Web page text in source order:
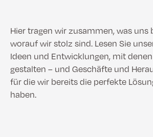
Hier tragen wir zusammen, was uns
worauf wir stolz sind. Lesen Sie
Ideen und Entwicklungen, mit
gestalten – und Geschäfte und
für die wir bereits die perfekte
haben.